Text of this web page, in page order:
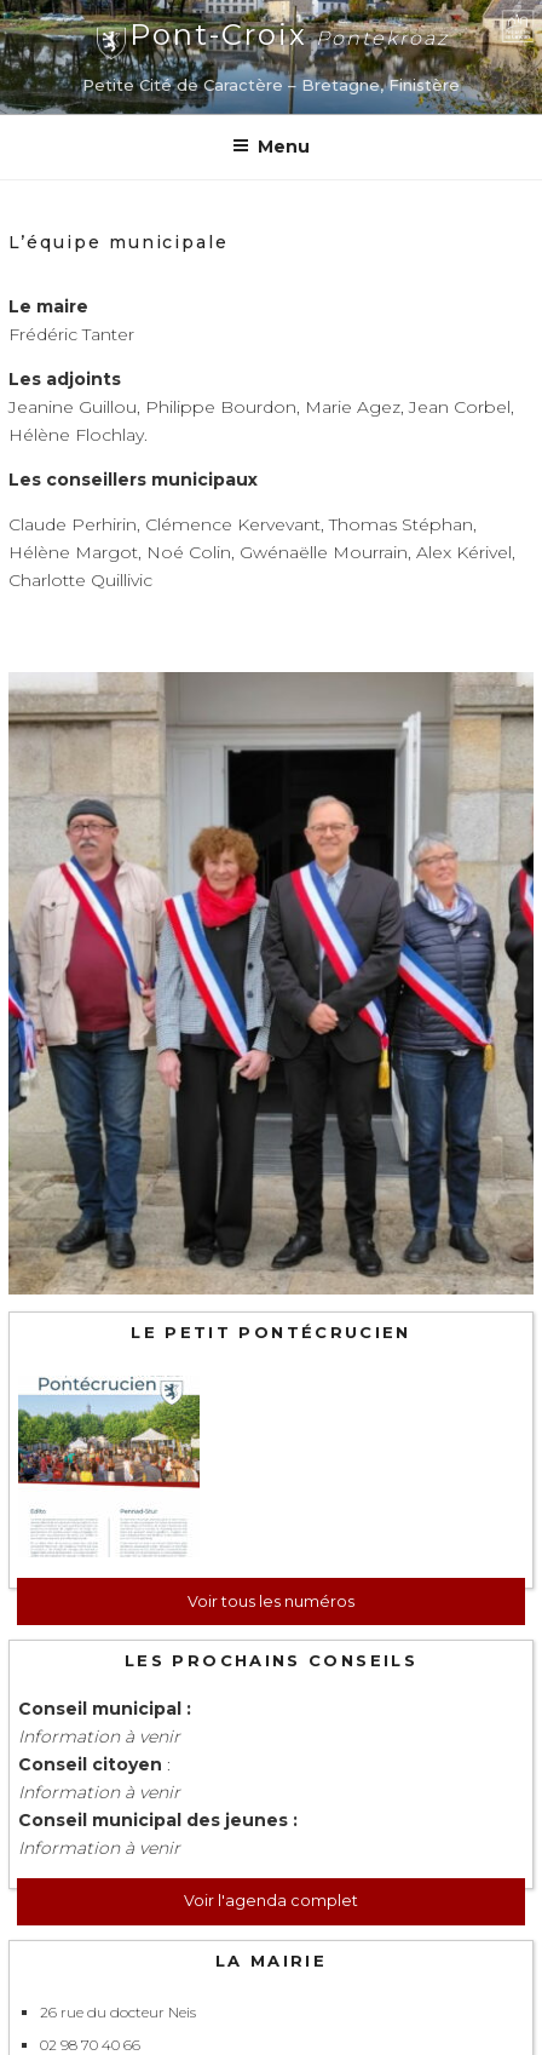
Aller
au
contenu
principal
Pont-CroixPontekroaz
Petite Cité de Caractère – Bretagne, Finistère
Menu
L’équipe municipale
Le maire
Frédéric Tanter
Les adjoints
Jeanine Guillou, Philippe Bourdon, Marie Agez, Jean Corbel,
Hélène Flochlay.
Les conseillers municipaux
Claude Perhirin, Clémence Kervevant, Thomas Stéphan,
Hélène Margot, Noé Colin, Gwénaëlle Mourrain, Alex Kérivel,
Charlotte Quillivic
LE PETIT PONTÉCRUCIEN
Voir tous les numéros
LES PROCHAINS CONSEILS
Conseil municipal :
Information à venir
Conseil citoyen :
Information à venir
Conseil municipal des jeunes :
Information à venir
Voir l'agenda complet
LA MAIRIE
26 rue du docteur Neis
02 98 70 40 66